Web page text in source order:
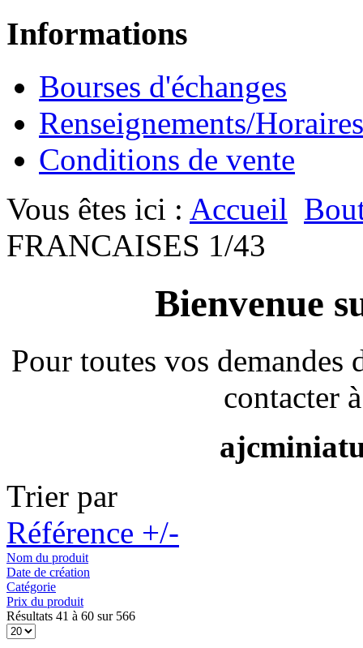
Informations
Bourses d'échanges
Renseignements/Horaires
Conditions de vente
Vous êtes ici : Accueil
FRANCAISES 1/43
Bienvenue
Pour toutes vos
contacter
Trier par
Référence +/-
Nom du produit
Date de création
Catégorie
Prix du produit
Résultats 41 à 60 sur 566